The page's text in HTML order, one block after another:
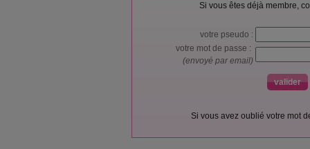
Si vous êtes déjà membre,
votre pseudo :
votre mot de passe :
(envoyé par email)
Si vous avez oublié votre mot